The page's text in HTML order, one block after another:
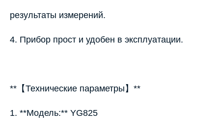
результаты измерений.
4. Прибор прост и удобен в эксплуатации.
**【Технические параметры】**
1. **Модель:** YG825